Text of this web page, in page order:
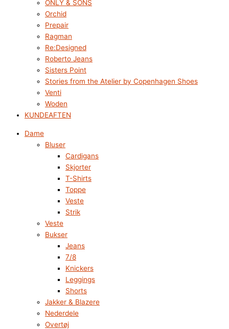
ONLY & SONS
Orchid
Prepair
Ragman
Re:Designed
Roberto Jeans
Sisters Point
Stories from the Atelier by Copenhagen Shoes
Venti
Woden
KUNDEAFTEN
Dame
Bluser
Cardigans
Skjorter
T-Shirts
Toppe
Veste
Strik
Veste
Bukser
Jeans
7/8
Knickers
Leggings
Shorts
Jakker & Blazere
Nederdele
Overtøj